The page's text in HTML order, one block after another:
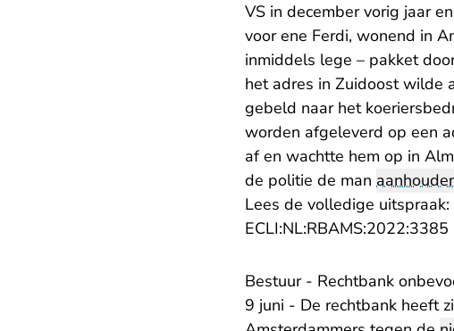
VS in december vorig jaar
voor ene Ferdi, wonend in
inmiddels lege – pakket
het adres in Zuidoost wilde
gebeld naar het
worden afgeleverd op een
af en wachtte hem op in
de politie de man
Lees de volledige uitspraak:
ECLI:NL:RBAMS:2022:3385
Bestuur - Rechtbank
9 juni - De rechtbank heeft